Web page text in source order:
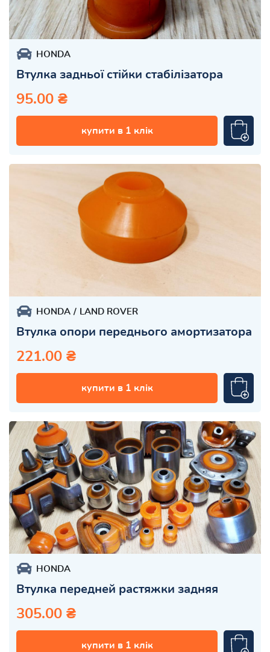
HONDA
Втулка задньої стійки стабілізатора
95.00 ₴
купити в 1 клік
HONDA LAND ROVER
Втулка опори переднього амортизатора
221.00 ₴
купити в 1 клік
HONDA
Втулка передней растяжки задняя
305.00 ₴
купити в 1 клік